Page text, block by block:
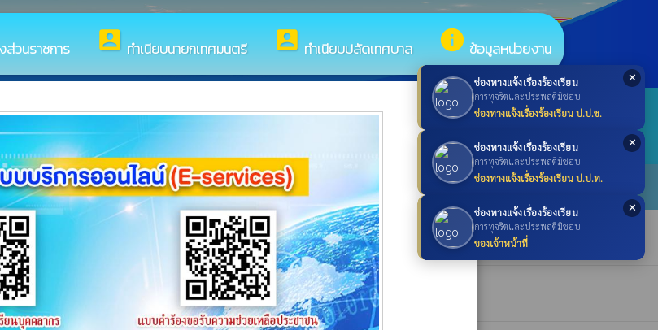
✕
ช่องทางแจ้งเรื่องร้องเรียน
การทุจริตและประพฤติมิชอบ
ช่องทางแจ้งเรื่องร้องเรียน ป.ป.ช.
✕
ช่องทางแจ้งเรื่องร้องเรียน
การทุจริตและประพฤติมิชอบ
ช่องทางแจ้งเรื่องร้องเรียน ป.ป.ท.
✕
ช่องทางแจ้งเรื่องร้องเรียน
การทุจริตและประพฤติมิชอบ
ของเจ้าหน้าที่
ส่วนราชการ account_box ทำเนียบนายกเทศมนตรี account_box ทำเนียบปลัดเทศบาล infoข้อมูลหน่วยงาน
ของ เทศบาลตำบลนาป่าแซง searchค้นหา
รหาและเลือกสรรเพื่อเป็นพนักงานจ้างwhatshot
อกสรรเป็นพนักงานจ้าง ประจำปีงบประมาณ พ.ศ. ๒๕๖๙whatshot
×